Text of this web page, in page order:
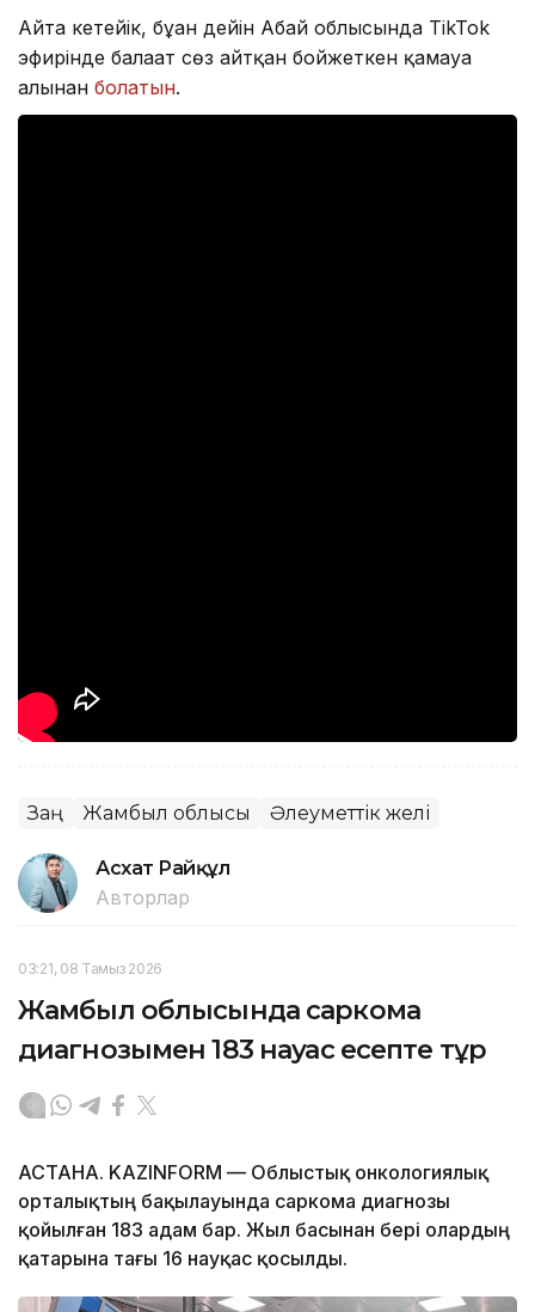
Айта кетейік, бұған дейін Абай облысында TikTok
эфирінде балағат сөз айтқан бойжеткен қамауға
алынған болатын.
Заң Жамбыл облысы Әлеуметтік желі
Асхат Райқұл
Авторлар
03:21, 08 Тамыз 2026
Жамбыл облысында саркома
диагнозымен 183 науқас есепте тұр
АСТАНА. KAZINFORM — Облыстық онкологиялық
орталықтың бақылауында саркома диагнозы
қойылған 183 адам бар. Жыл басынан бері олардың
қатарына тағы 16 науқас қосылды.